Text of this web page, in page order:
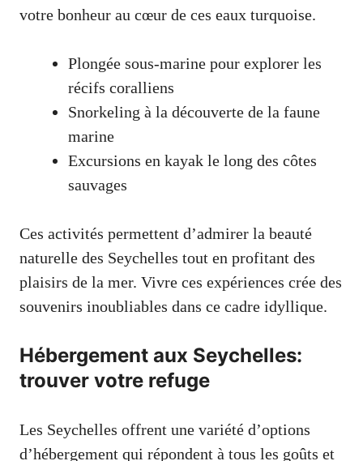
votre bonheur au cœur de ces eaux turquoise.
Plongée sous-marine pour explorer les
récifs coralliens
Snorkeling à la découverte de la faune
marine
Excursions en kayak le long des côtes
sauvages
Ces activités permettent d’admirer la beauté
naturelle des Seychelles tout en profitant des
plaisirs de la mer. Vivre ces expériences crée des
souvenirs inoubliables dans ce cadre idyllique.
Hébergement aux Seychelles:
trouver votre refuge
Les Seychelles offrent une variété d’options
d’hébergement qui répondent à tous les goûts et